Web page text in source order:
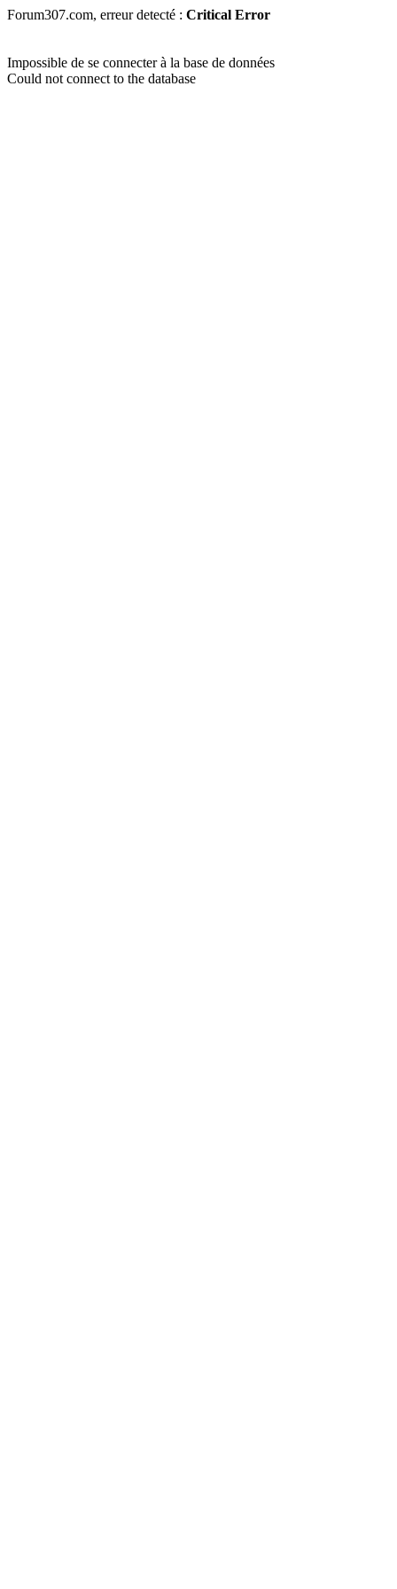
Forum307.com, erreur detecté : Critical Error
Impossible de se connecter à la base de données
Could not connect to the database